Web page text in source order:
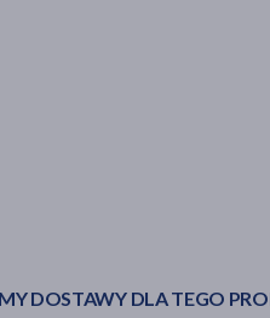
DOSTAWY DLA TEGO